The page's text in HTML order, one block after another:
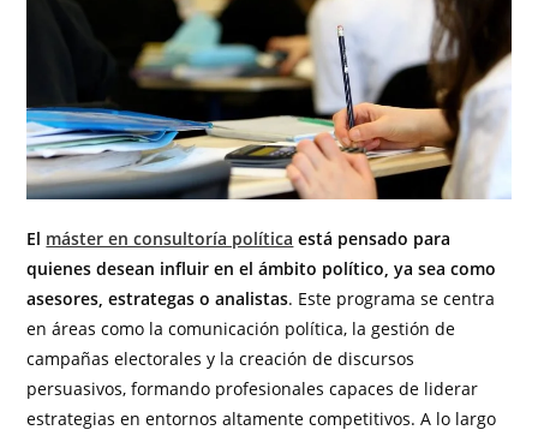
El máster en consultoría política está pensado para
quienes desean influir en el ámbito político, ya sea como
asesores, estrategas o analistas. Este programa se centra
en áreas como la comunicación política, la gestión de
campañas electorales y la creación de discursos
persuasivos, formando profesionales capaces de liderar
estrategias en entornos altamente competitivos. A lo largo